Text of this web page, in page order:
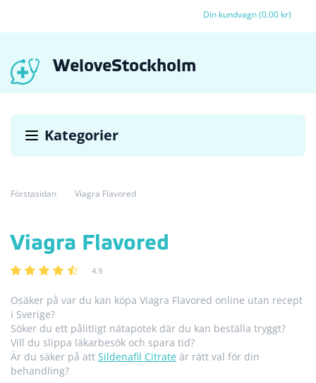
Din kundvagn (0.00 kr)
WeloveStockholm
Kategorier
Förstasidan Viagra Flavored
Viagra Flavored
4.9
Osäker på var du kan köpa Viagra Flavored online utan recept
i Sverige?
Söker du ett pålitligt nätapotek där du kan beställa tryggt?
Vill du slippa läkarbesök och spara tid?
Är du säker på att Sildenafil Citrate är rätt val för din
behandling?